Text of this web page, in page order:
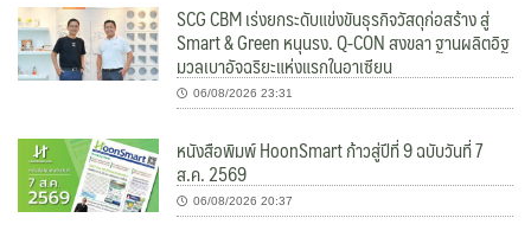
SCG CBM เร่งยกระดับแข่งขันธุรกิจวัสดุก่อสร้าง สู่
Smart & Green หนุนรง. Q-CON สงขลา ฐานผลิตอิฐ
มวลเบาอัจฉริยะแห่งแรกในอาเซียน
06/08/2026 23:31
หนังสือพิมพ์ HoonSmart ก้าวสู่ปีที่ 9 ฉบับวันที่ 7
ส.ค. 2569
06/08/2026 20:37